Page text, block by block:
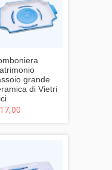
grande
di Vietri